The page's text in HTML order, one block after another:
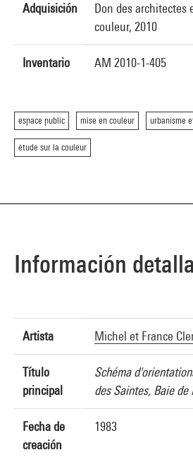
Adquisición
Don des architectes
couleur, 2010
Inventario AM 2010-1-405
espace public mise en couleur urbanisme
étude sur la couleur
Información
Artista Michel et France
Título
principal
Schéma
des Saintes, Baie
Fecha de
creación
1983